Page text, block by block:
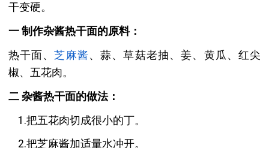
干变硬。
一 制作杂酱热干面的原料：
热干面、芝麻酱、蒜、草菇老抽、姜、黄瓜、红尖
椒、五花肉。
二 杂酱热干面的做法：
1.把五花肉切成很小的丁。
2.把芝麻酱加适量水冲开。